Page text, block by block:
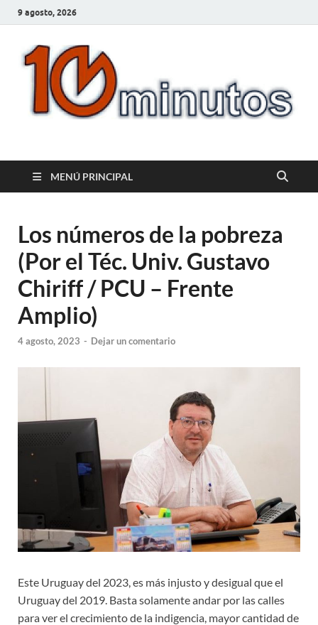
9 agosto, 2026
10minutos.com.uy
MENÚ PRINCIPAL
Los números de la pobreza
(Por el Téc. Univ. Gustavo
Chiriff / PCU – Frente
Amplio)
4 agosto, 2023 - Dejar un comentario
Este Uruguay del 2023, es más injusto y desigual que el
Uruguay del 2019. Basta solamente andar por las calles
para ver el crecimiento de la indigencia, mayor cantidad de